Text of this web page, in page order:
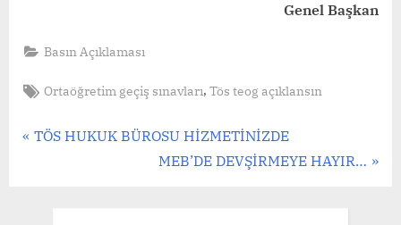
Genel Başkan
Basın Açıklaması
Tags:
Ortaöğretim geçiş sınavları,Tös teog açıklansın
Yazı
P
TÖS HUKUK BÜROSU HİZMETİNİZDE
N
MEB’DE DEVŞİRMEYE HAYIR…